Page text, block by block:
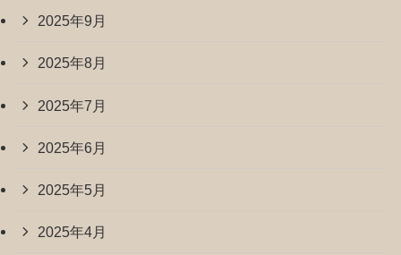
2025年9月
2025年8月
2025年7月
2025年6月
2025年5月
2025年4月